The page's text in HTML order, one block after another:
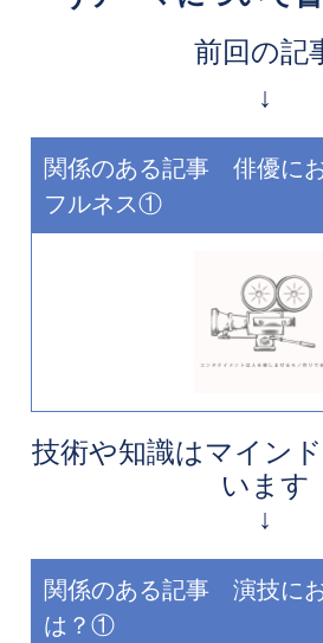
前回の記
↓
関係のある記事 俳優に
フルネス①
技術や知識はマイン
います
↓
関係のある記事 演技に
は？①